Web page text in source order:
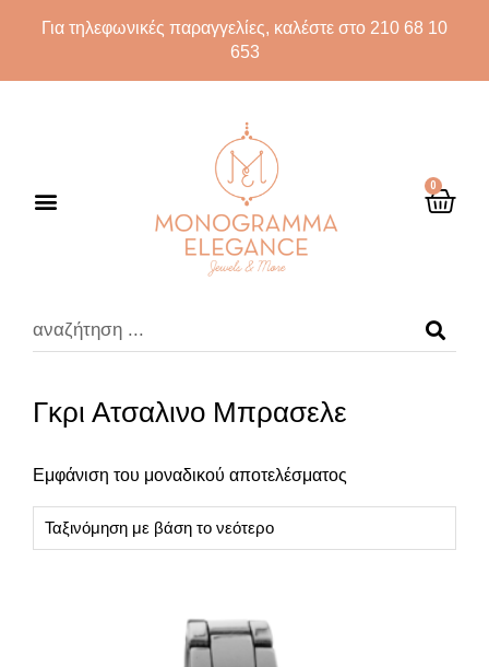
Για τηλεφωνικές παραγγελίες, καλέστε στο 210 68 10
653
0
Γκρι Ατσαλινο Μπρασελε
Εμφάνιση του μοναδικού αποτελέσματος